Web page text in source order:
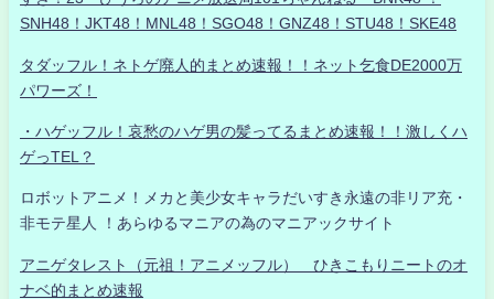
SNH48！JKT48！MNL48！SGO48！GNZ48！STU48！SKE48
タダッフル！ネトゲ廃人的まとめ速報！！ネット乞食DE2000万
パワーズ！
・ハゲッフル！哀愁のハゲ男の髪ってるまとめ速報！！激しくハ
ゲっTEL？
ロボットアニメ！メカと美少女キャラだいすき永遠の非リア充・
非モテ星人 ！あらゆるマニアの為のマニアックサイト
アニゲタレスト（元祖！アニメッフル） ひきこもりニートのオ
ナベ的まとめ速報